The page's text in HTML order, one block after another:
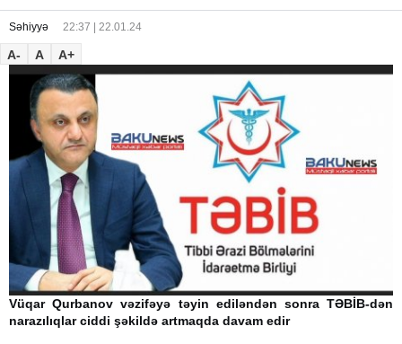
Səhiyyə 22:37 | 22.01.24
A- A A+
Vüqar Qurbanov vəzifəyə təyin ediləndən sonra TƏBİB-dən
narazılıqlar ciddi şəkildə artmaqda davam edir